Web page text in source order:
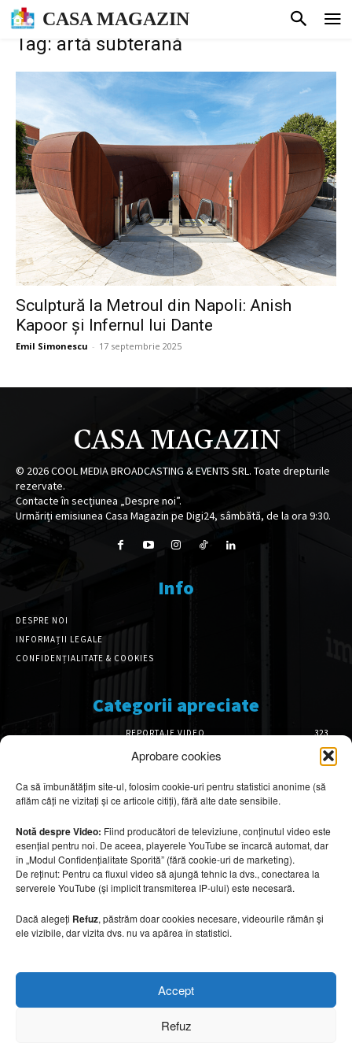
Aprobare cookies
Ca să îmbunătățim site-ul, folosim cookie-uri pentru statistici anonime (să
aflăm câți ne vizitați și ce articole citiți), fără alte date sensibile.
Notă despre Video: Fiind producători de televiziune, conținutul video este
esențial pentru noi. De aceea, playerele YouTube se încarcă automat, dar
în „Modul Confidențialitate Sporită” (fără cookie-uri de marketing).
De reținut: Pentru ca fluxul video să ajungă tehnic la dvs., conectarea la
serverele YouTube (și implicit transmiterea IP-ului) este necesară.
Dacă alegeți Refuz, păstrăm doar cookies necesare, videourile rămân și
ele vizibile, dar vizita dvs. nu va apărea în statistici.
Accept
Refuz
CASA MAGAZIN
Tag: artă subterană
Sculptură la Metroul din Napoli: Anish
Kapoor și Infernul lui Dante
Emil Simonescu - 17 septembrie 2025
CASA MAGAZIN
© 2026COOL MEDIA BROADCASTING & EVENTS SRL. Toate drepturile
rezervate.
Contacte în secțiunea „Despre noi”.
Urmăriți emisiunea Casa Magazin pe Digi24, sâmbătă, de la ora 9:30.
Info
DESPRE NOI
INFORMAȚII LEGALE
CONFIDENȚIALITATE & COOKIES
Categorii apreciate
REPORTAJE VIDEO
323
AMENAJĂRI INTERIOARE
126
DESIGN INTERIOR
64
ARHITECTURĂ & DESIGN
OPINII & ANALIZE
43
Articole recomandate
Secretele construirii bungalourilor
6 august 2026
Cum amenajezi curtea pentru seri de vară